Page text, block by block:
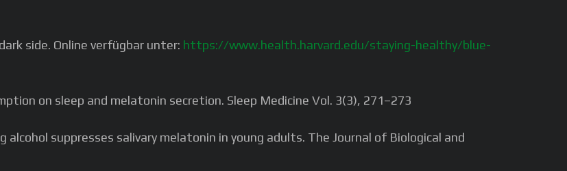
side. Online verfügbar unter: https://www.health.harvard.edu/staying-healthy/blue-
on sleep and melatonin secretion. Sleep Medicine Vol. 3(3), 271–273
alcohol suppresses salivary melatonin in young adults. The Journal of Biological and